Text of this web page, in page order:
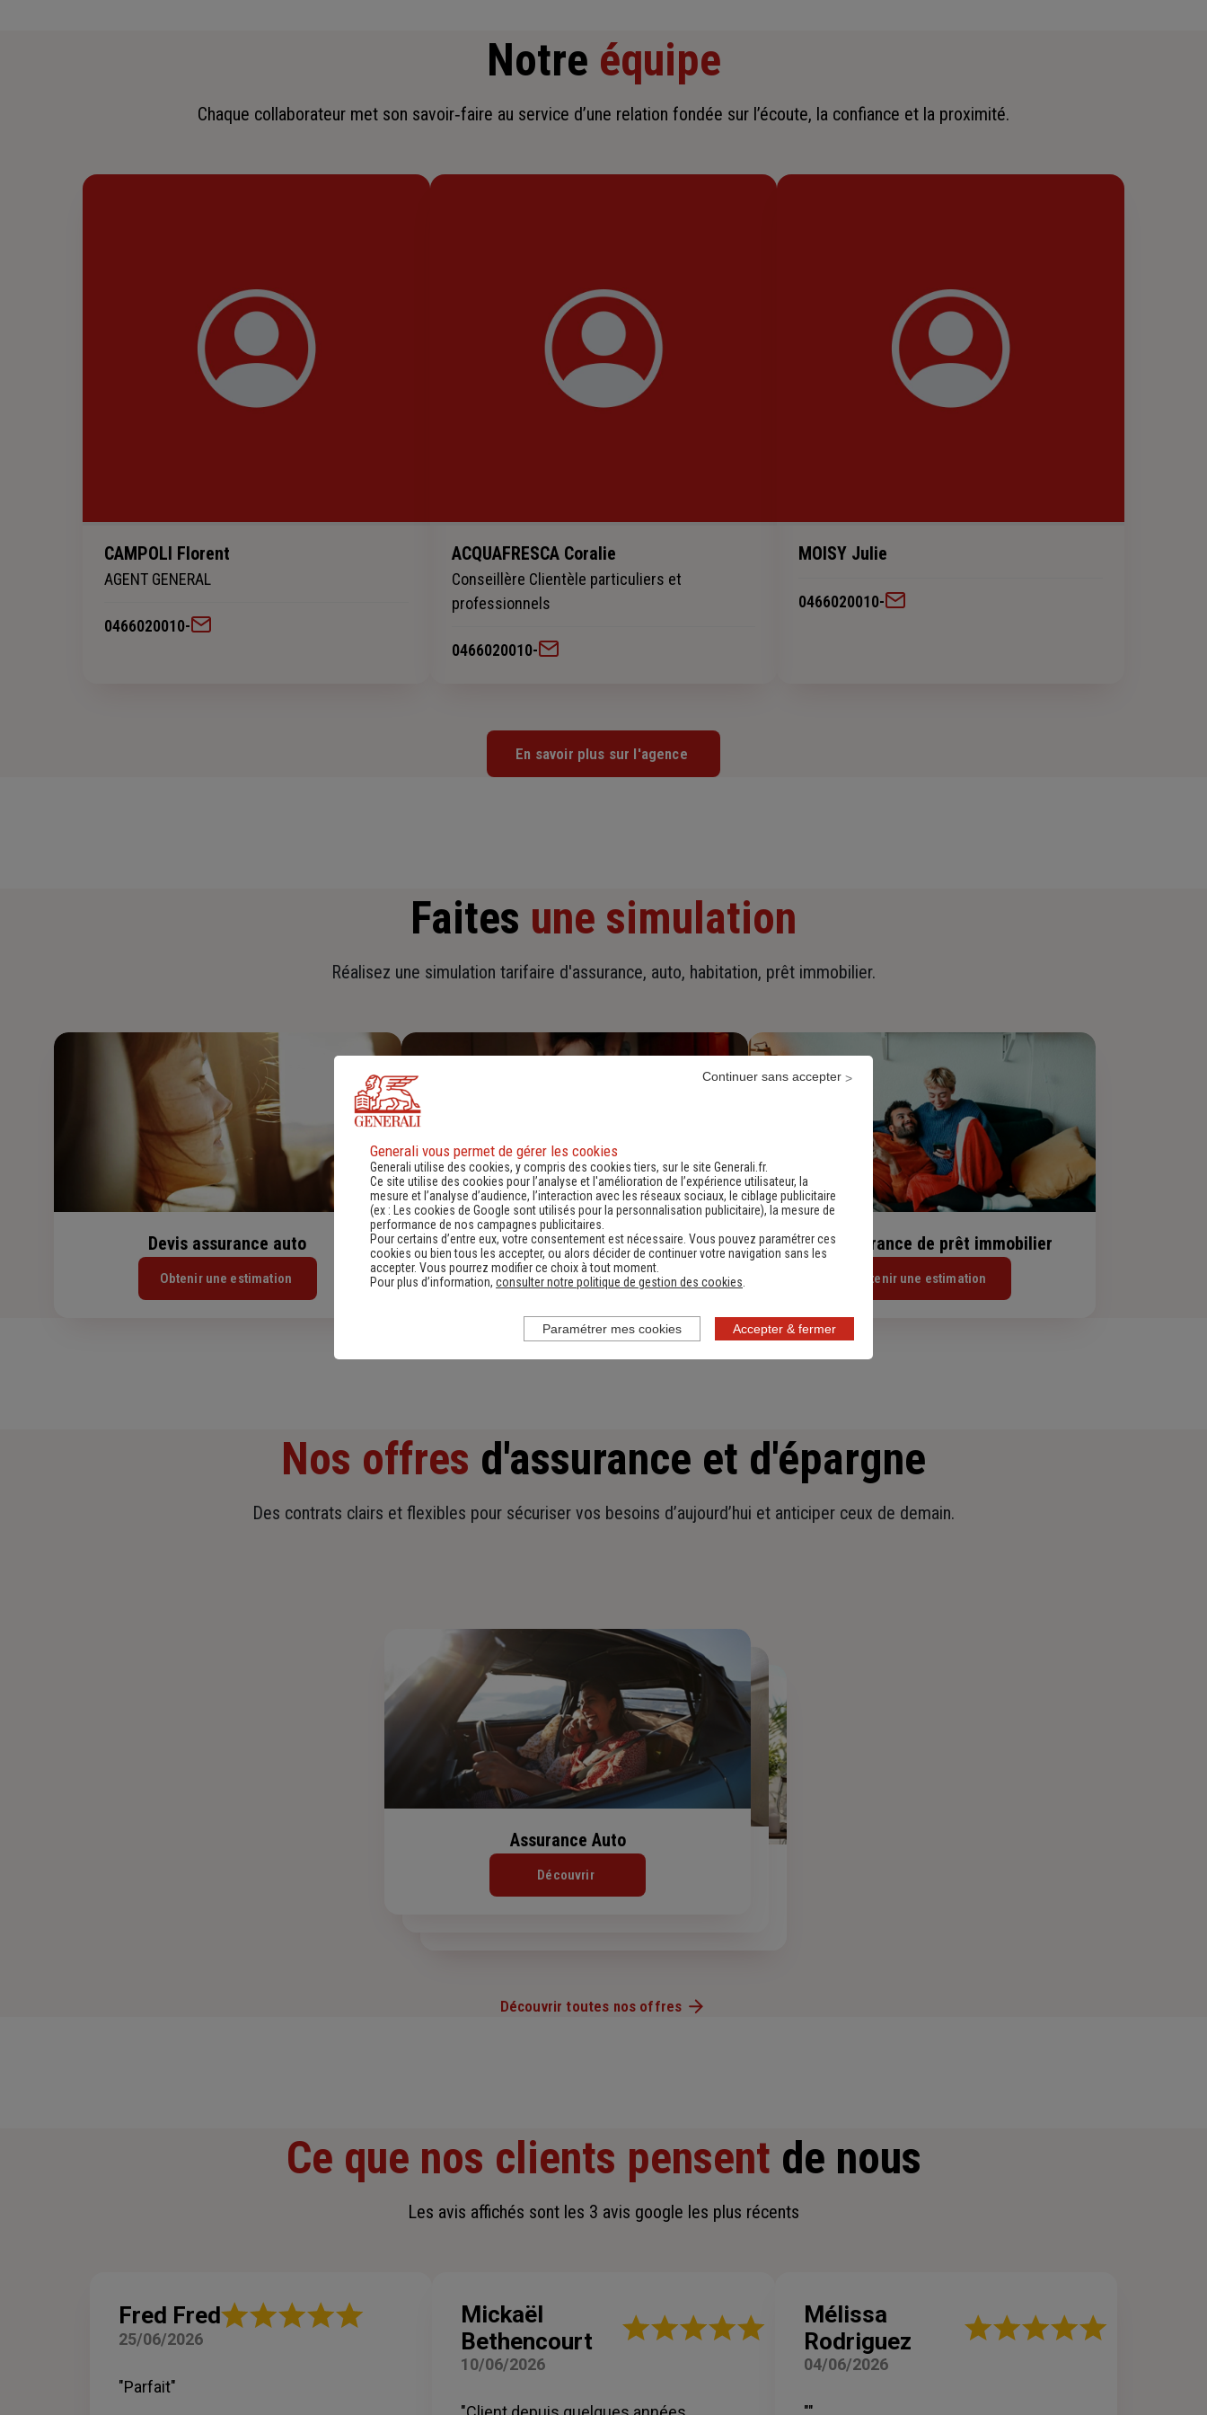
Notre équipe
Chaque collaborateur met son savoir‑faire au service d’une relation fondée sur l’écoute, la confiance et la proximité.
CAMPOLI Florent
AGENT GENERAL
0466020010-
ACQUAFRESCA Coralie
Conseillère Clientèle particuliers et
professionnels
0466020010-
MOISY Julie
0466020010-
En savoir plus sur l'agence
Faites une simulation
Réalisez une simulation tarifaire d'assurance, auto, habitation, prêt immobilier.
Devis assurance auto
Obtenir une estimation
Devis assurance habitation
Obtenir une estimation
Devis assurance de prêt immobilier
Obtenir une estimation
Nos offres d'assurance et d'épargne
Des contrats clairs et flexibles pour sécuriser vos besoins d’aujourd’hui et anticiper ceux de demain.
Assurance de prêt immobilier
Assurance Habitation
Découvrir
Assurance Auto
Découvrir
Découvrir toutes nos offres
Ce que nos clients pensent de nous
Les avis affichés sont les 3 avis google les plus récents
Fred FredNote
25/06/2026
"Parfait"
Mickaël
Bethencourt
Note
étoiles
10/06/2026
Mélissa
Rodriguez
Note
04/06/2026
Generali vous permet de gérer les cookies
Generali utilise des cookies, y compris des cookies tiers, sur le site Generali.fr.
Ce site utilise des cookies pour l’analyse et l'amélioration de l’expérience utilisateur, la
mesure et l’analyse d’audience, l’interaction avec les réseaux sociaux, le ciblage publicitaire
(ex :
Les cookies de Google sont utilisés pour la personnalisation publicitaire), la mesure de
performance de nos campagnes publicitaires.
Pour certains d’entre eux, votre consentement est nécessaire. Vous pouvez paramétrer ces
cookies ou bien tous les accepter, ou alors décider de continuer votre navigation sans les
accepter. Vous pourrez modifier ce choix à tout moment.
Pour plus d’information, consulter notre politique de gestion des cookies
Accepter & fermer
Continuer sans accepter
Paramétrer mes cookies